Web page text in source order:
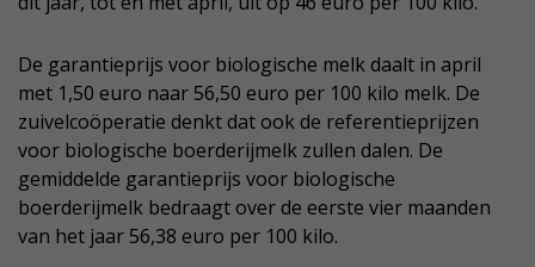
De garantieprijs voor biologische melk daalt in april
met 1,50 euro naar 56,50 euro per 100 kilo melk. De
zuivelcoöperatie denkt dat ook de referentieprijzen
voor biologische boerderijmelk zullen dalen. De
gemiddelde garantieprijs voor biologische
boerderijmelk bedraagt over de eerste vier maanden
van het jaar 56,38 euro per 100 kilo.